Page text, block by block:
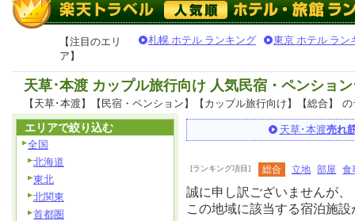
【注目のエリ
ア】
札幌 ホテル ランキング 東京 ホテル ラン
天草･本渡 カップル旅行向け 人気民宿・ペンショ
【天草･本渡】【民宿・ペンション】【カップル旅行向け】【総合】 の
天草･本渡売れ
[ランキング項目] 総合 立地 部屋 食
誠に申し訳ございませんが、
この地域に該当する宿泊施
エリアで絞り込む
全国
北海道
東北
北関東
首都圏